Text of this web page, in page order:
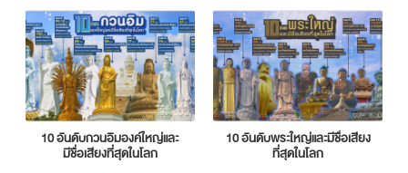
10 อันดับกวนอิมองค์ใหญ่และ
มีชื่อเสียงที่สุดในโลก
10 อันดับพระใหญ่และมีชื่อเสียง
ที่สุดในโลก